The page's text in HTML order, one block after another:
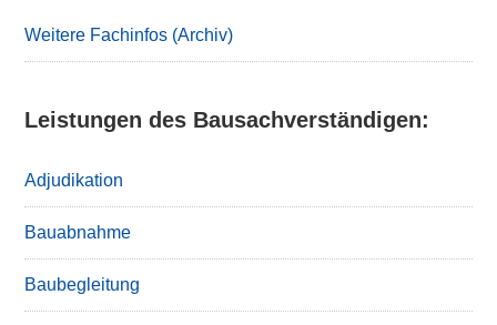
Weitere Fachinfos (Archiv)
Leistungen des Bausachverständigen:
Adjudikation
Bauabnahme
Baubegleitung